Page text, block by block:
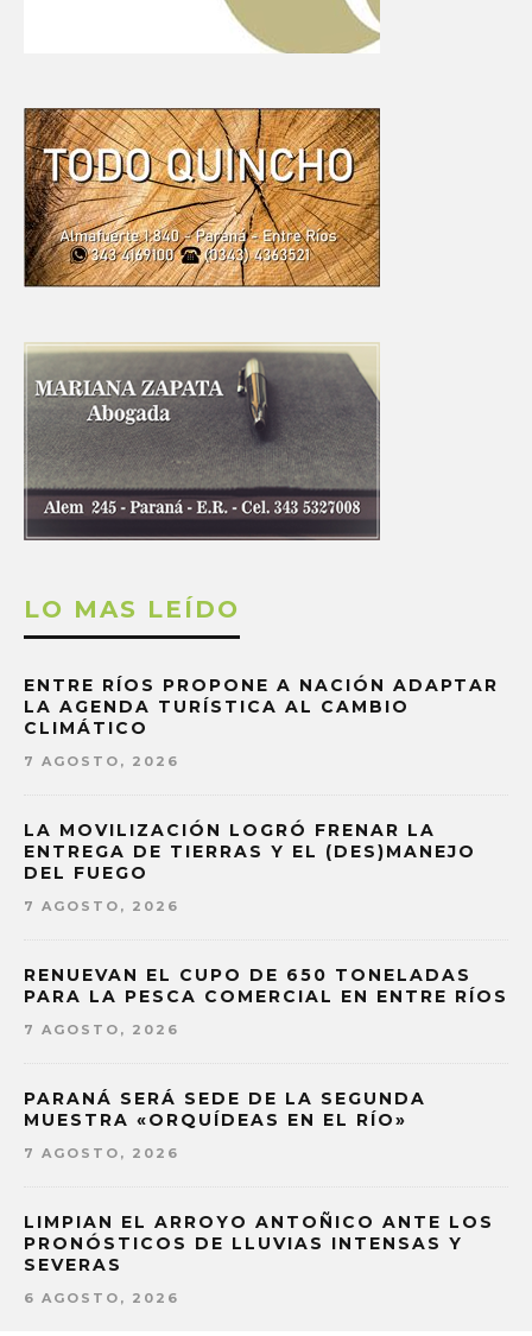
LO MAS LEÍDO
ENTRE RÍOS PROPONE A NACIÓN ADAPTAR
LA AGENDA TURÍSTICA AL CAMBIO
CLIMÁTICO
7 AGOSTO, 2026
LA MOVILIZACIÓN LOGRÓ FRENAR LA
ENTREGA DE TIERRAS Y EL (DES)MANEJO
DEL FUEGO
7 AGOSTO, 2026
RENUEVAN EL CUPO DE 650 TONELADAS
PARA LA PESCA COMERCIAL EN ENTRE RÍOS
7 AGOSTO, 2026
PARANÁ SERÁ SEDE DE LA SEGUNDA
MUESTRA «ORQUÍDEAS EN EL RÍO»
7 AGOSTO, 2026
LIMPIAN EL ARROYO ANTOÑICO ANTE LOS
PRONÓSTICOS DE LLUVIAS INTENSAS Y
SEVERAS
6 AGOSTO, 2026